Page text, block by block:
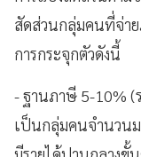
สัดส่วนกลุ่มคนที่จ่า
การกระจุกตัวดังนี้
- ฐานภาษี 5-10% (
เป็นกลุ่มคนจำนวน